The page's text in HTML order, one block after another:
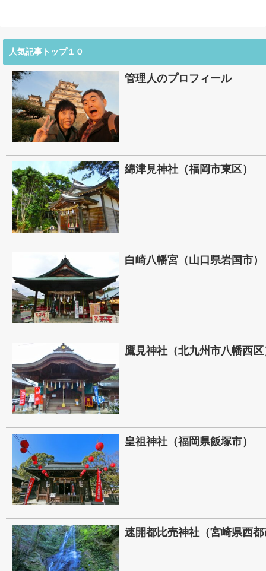
人気記事トップ１０
管理人のプロフィール
綿津見神社（福岡市東区）
白崎八幡宮（山口県岩国市）
鷹見神社（北九州市八幡西区
皇祖神社（福岡県飯塚市）
速開都比売神社（宮崎県西